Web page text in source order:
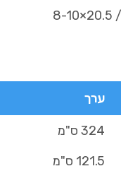
ערך
324 ס"מ
121.5 ס"מ